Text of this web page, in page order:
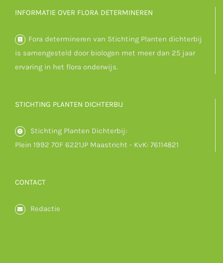
INFORMATIE OVER FLORA DETERMINEREN
Fora determineren van Stichting Planten dichterbij
is samengesteld door biologen met meer dan 25 jaar
ervaring in het flora onderwijs.
STICHTING PLANTEN DICHTERBIJ
Stichting Planten Dichterbij:
Plein 1992 70F 6221JP Maastricht - KvK: 76114821
CONTACT
Redactie